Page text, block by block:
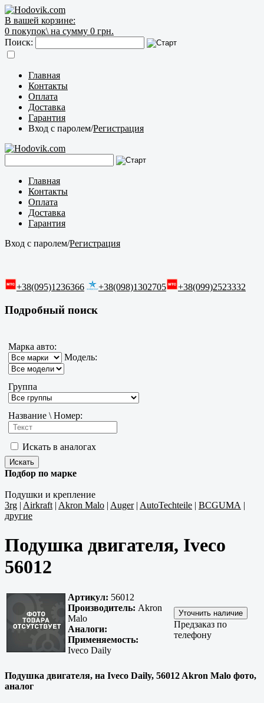
В вашей корзине:
0 покупок\ на сумму 0 грн.
Поиск:
Главная
Контакты
Оплата
Доставка
Гарантия
Вход с паролем/Регистрация
Главная
Контакты
Оплата
Доставка
Гарантия
Вход с паролем/Регистрация
+38(095)1236366 +38(098)1302705 +38(099)2523332
Подробный поиск
Марка авто:
Модель:
Группа
Название \ Номер:
Искать в аналогах
Подбор по марке
Подушки и крепление
3rg | Airkraft| Akron Malo | Auger| AutoTechteile | BCGUMA |
другие
Подушка двигателя, Iveco
56012
Артикул: 56012
Производитель: Akron
Malo
Аналоги:
Применяемость:
Iveco Daily
Предзаказ по
телефону
Подушка двигателя, на Iveco Daily, 56012 Akron Malo фото,
аналог